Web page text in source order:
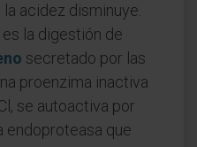
acidez disminuye.
la digestión de
secretado por las
proenzima inactiva
se autoactiva por
endoproteasa que